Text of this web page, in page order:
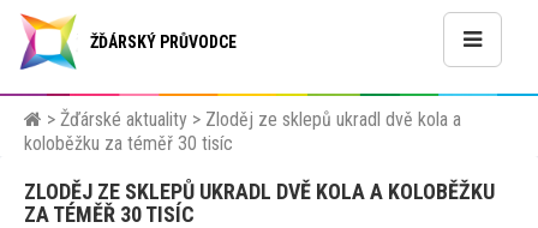
ŽĎÁRSKÝ PRŮVODCE
> Žďárské aktuality > Zloděj ze sklepů ukradl dvě kola a
koloběžku za téměř 30 tisíc
ZLODĚJ ZE SKLEPŮ UKRADL DVĚ KOLA A KOLOBĚŽKU
ZA TÉMĚŘ 30 TISÍC